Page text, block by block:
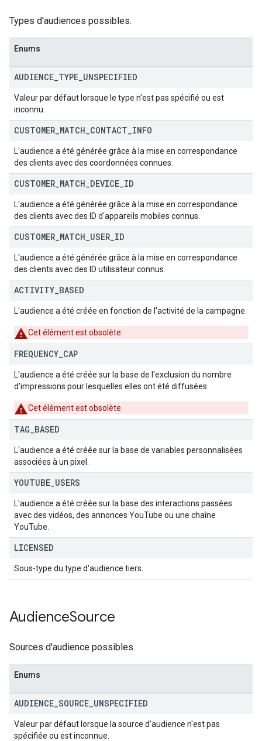
Types d'audiences possibles.
Enums
AUDIENCE TYPE UNSPECIFIED
Valeur par défaut lorsque le type n'est pas spécifié ou est
inconnu.
CUSTOMER MATCH CONTACT INFO
L'audience a été générée grâce à la mise en correspondance
des clients avec des coordonnées connues.
CUSTOMER MATCH DEVICE ID
L'audience a été générée grâce à la mise en correspondance
des clients avec des ID d'appareils mobiles connus.
CUSTOMER MATCH USER ID
L'audience a été générée grâce à la mise en correspondance
des clients avec des ID utilisateur connus.
ACTIVITY BASED
L'audience a été créée en fonction de l'activité de la campagne.
Cet élément est obsolète.
FREQUENCY CAP
L'audience a été créée sur la base de l'exclusion du nombre
d'impressions pour lesquelles elles ont été diffusées.
Cet élément est obsolète.
TAG BASED
L'audience a été créée sur la base de variables personnalisées
associées à un pixel.
YOUTUBE USERS
L'audience a été créée sur la base des interactions passées
avec des vidéos, des annonces YouTube ou une chaîne
YouTube.
LICENSED
Sous-type du type d'audience tiers.
AudienceSource
Sources d'audience possibles.
Enums
AUDIENCE SOURCE UNSPECIFIED
Valeur par défaut lorsque la source d'audience n'est pas
spécifiée ou est inconnue.